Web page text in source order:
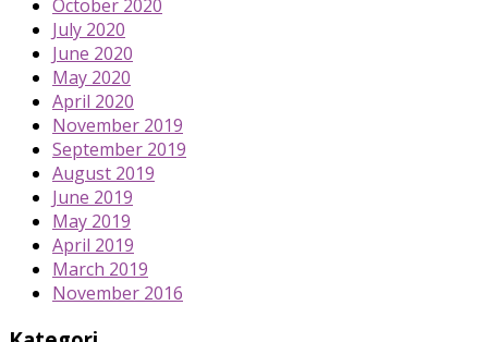
October 2020
July 2020
June 2020
May 2020
April 2020
November 2019
September 2019
August 2019
June 2019
May 2019
April 2019
March 2019
November 2016